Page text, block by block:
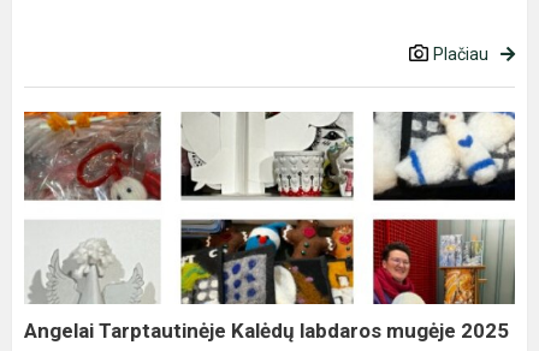
Plačiau
Angelai
Tarptautinėje
Kalėdų
mugėje
2025
Angelai Tarptautinėje Kalėdų labdaros mugėje 2025